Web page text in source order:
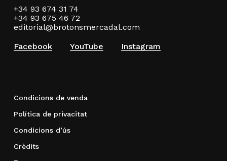
+34 93 674 31 74
+34 93 675 46 72
editorial@brotonsmercadal.com
Facebook
YouTube Instagram
Condicions de venda
Política de privacitat
Condicions d’ús
Crèdits